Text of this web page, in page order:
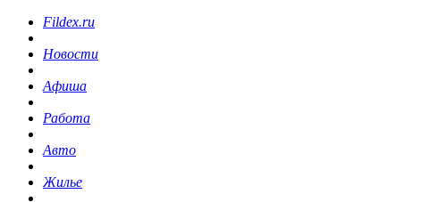
Fildex.ru
Новости
Афиша
Работа
Авто
Жилье